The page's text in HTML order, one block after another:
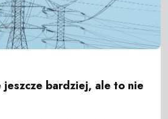
bardziej, ale to nie